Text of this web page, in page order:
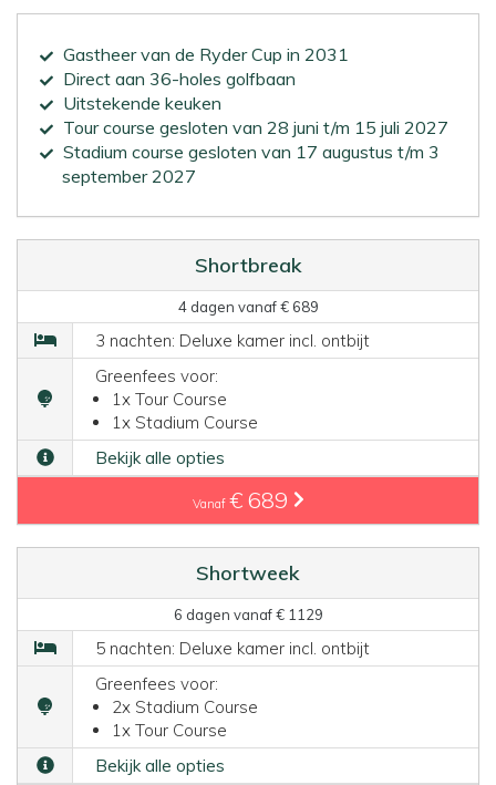
Gastheer van de Ryder Cup in 2031
Direct aan 36-holes golfbaan
Uitstekende keuken
Tour course gesloten van 28 juni t/m 15 juli 2027
Stadium course gesloten van 17 augustus t/m 3
september 2027
Shortbreak
4 dagen vanaf € 689
3 nachten: Deluxe kamer incl. ontbijt
Greenfees voor:
1x Tour Course
1x Stadium Course
Bekijk alle opties
Vanaf € 689
Shortweek
6 dagen vanaf € 1129
5 nachten: Deluxe kamer incl. ontbijt
Greenfees voor:
2x Stadium Course
1x Tour Course
Bekijk alle opties